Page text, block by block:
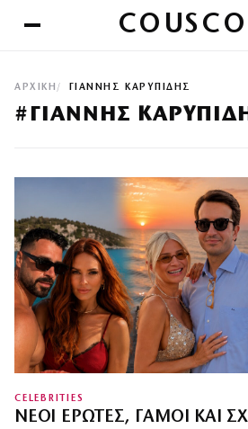
ΑΡΧΙΚΉ ΓΙΑΝΝΗΣ ΚΑΡΥΠΙΔΗΣ
#ΓΙΑΝΝΗΣ
CELEBRITIES
ΝΈΟΙ ΈΡΩΤΕΣ, ΓΆΜΟΙ ΚΑΙ